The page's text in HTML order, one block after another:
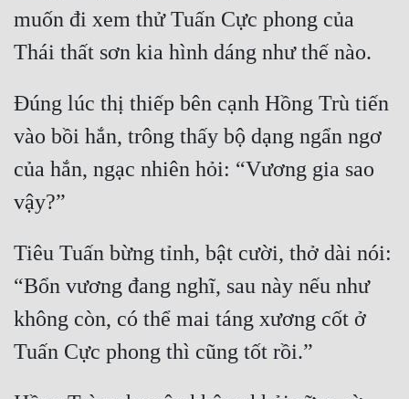
muốn đi xem thử Tuấn Cực phong của
Đúng lúc thị thiếp bên cạnh Hồng Trù tiến
vào bồi hắn, trông thấy bộ dạng ngẩn ngơ
của hắn, ngạc nhiên hỏi: “Vương gia sao
Tiêu Tuấn bừng tỉnh, bật cười, thở dài nói:
“Bổn vương đang nghĩ, sau này nếu như
không còn, có thể mai táng xương cốt ở